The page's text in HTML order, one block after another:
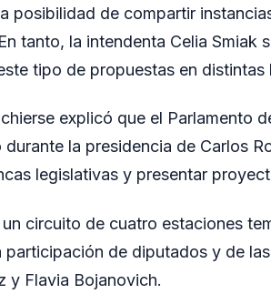
posibilidad de compartir
tanto, la intendenta Celia Smiak
tipo de propuestas en
explicó que el Parlamento
la presidencia de Carlos
legislativas y presentar
circuito de cuatro estaciones
participación de diputados y de
y Flavia Bojanovich.